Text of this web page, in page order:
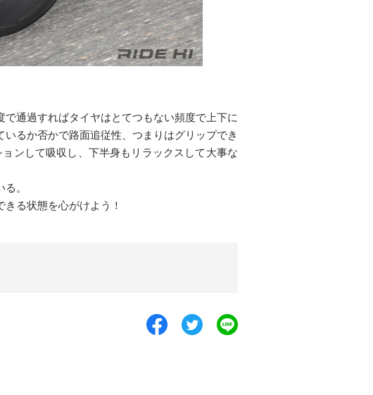
通過すればタイヤはとてつもない頻度で上下に
るか否かで路面追従性、つまりはグリップでき
ンして吸収し、下半身もリラックスして大事な
。
る状態を心がけよう！